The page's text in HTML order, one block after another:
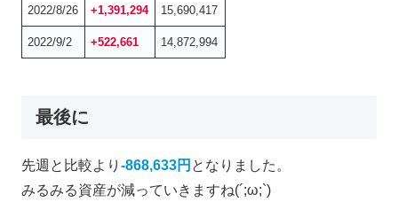
2022/8/26 +1,391,294 15,690,417
2022/9/2 +522,661 14,872,994
最後に
先週と比較より -868,633円 となりました。
みるみる資産が減っていきますね(´;ω;`)